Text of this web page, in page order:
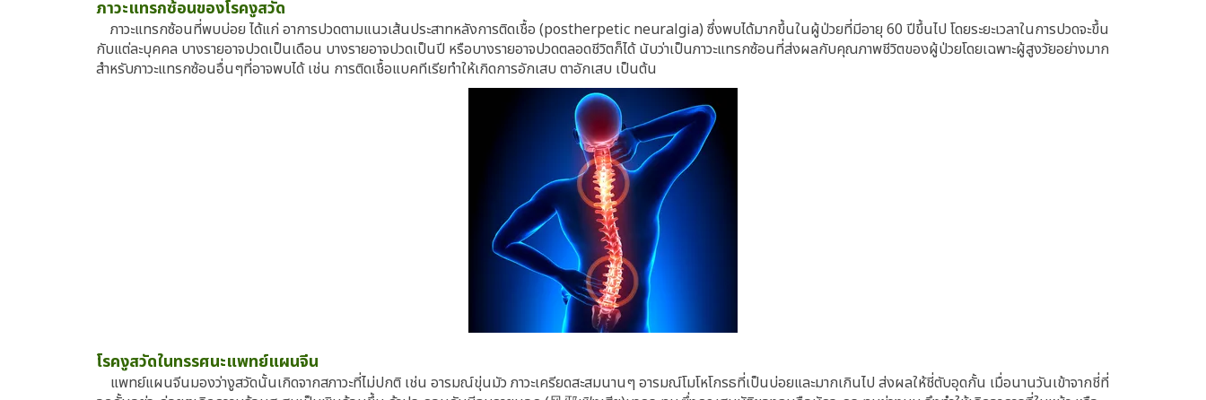
ภาวะแทรกซ้อนของโรคงูสวัด
ภาวะแทรกซ้อนที่พบบ่อย ได้แก่ อาการปวดตามแนวเส้นประสาทหลังการติดเชื้อ (postherpetic neuralgia) ซึ่งพบได้มากขึ้นในผู้ป่วยที่มีอายุ 60 ปีขึ้นไป โดยระยะเวลาในการปวดจะขึ้น
กับแต่ละบุคคล บางรายอาจปวดเป็นเดือน บางรายอาจปวดเป็นปี หรือบางรายอาจปวดตลอดชีวิตก็ได้ นับว่าเป็นภาวะแทรกซ้อนที่ส่งผลกับคุณภาพชีวิตของผู้ป่วยโดยเฉพาะผู้สูงวัยอย่างมาก
สำหรับภาวะแทรกซ้อนอื่นๆที่อาจพบได้ เช่น การติดเชื้อแบคทีเรียทำให้เกิดการอักเสบ ตาอักเสบ เป็นต้น
โรคงูสวัดในทรรศนะแพทย์แผนจีน
แพทย์แผนจีนมองว่างูสวัดนั้นเกิดจากสภาวะที่ไม่ปกติ เช่น อารมณ์ขุ่นมัว ภาวะเครียดสะสมนานๆ อารมณ์โมโหโกรธที่เป็นบ่อยและมากเกินไป ส่งผลให้ชี่ตับอุดกั้น เมื่อนานวันเข้าจากชี่ที่